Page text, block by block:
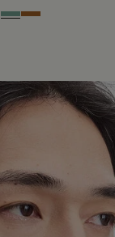
EmeraldTobacco